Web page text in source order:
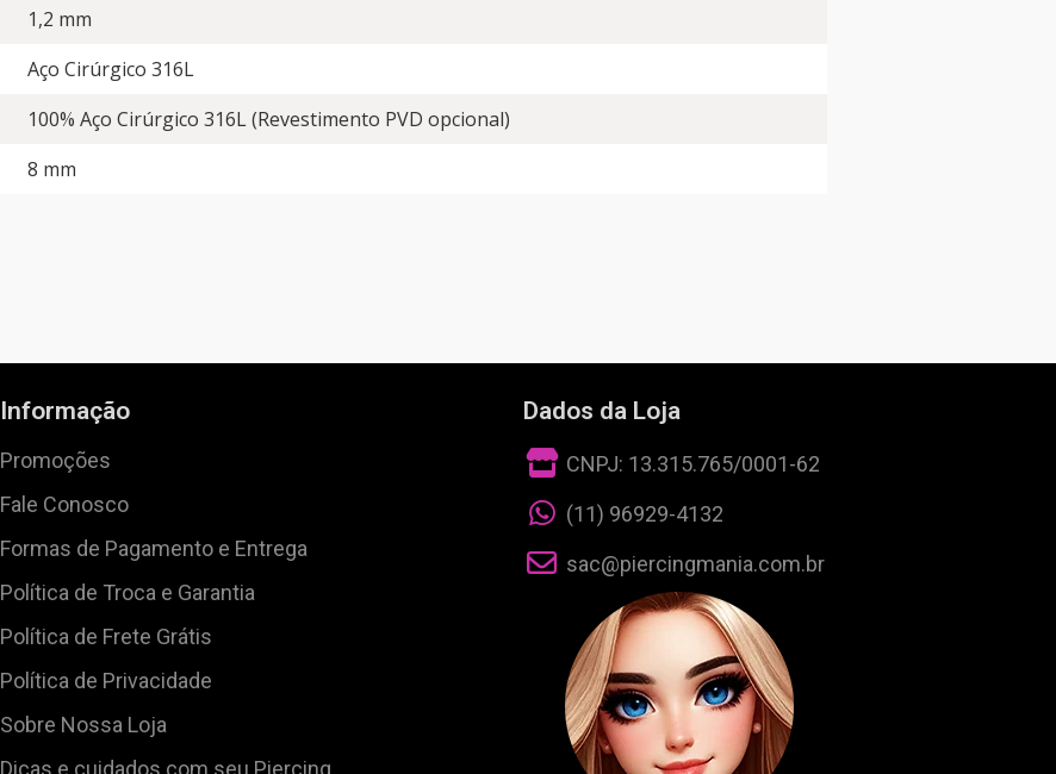
1,2 mm
Aço Cirúrgico 316L
100% Aço Cirúrgico 316L (Revestimento PVD opcional)
8 mm
Informação
Promoções
Fale Conosco
Formas de Pagamento e Entrega
Política de Troca e Garantia
Política de Frete Grátis
Política de Privacidade
Sobre Nossa Loja
Dados da Loja
CNPJ: 13.315.765/0001-62
(11) 96929-4132
sac@piercingmania.com.br